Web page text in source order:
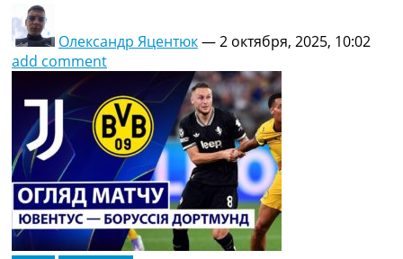
Олександр Яцентюк—2 октября, 2025, 10:02
add comment